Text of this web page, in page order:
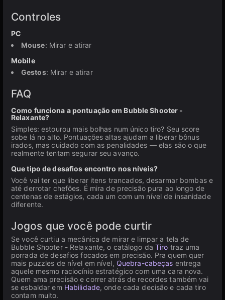
Controles
PC
Mouse: Mirar e atirar
Mobile
Gestos: Mirar e atirar
FAQ
Como funciona a pontuação em Bubble Shooter -
Relaxante?
Simples: estourou mais bolhas num único tiro? Seu score
sobe lá no alto. Pontuações altas ajudam a liberar bônus
irados, mas cuidado com as penalidades — elas são o que
realmente tentam segurar seu avanço.
Que tipo de desafios encontro nos níveis?
Você vai ter que liberar itens trancados, desarmar bombas e
até derrotar chefões. É mira de precisão pura ao longo de
centenas de estágios, cada um com um nível de insanidade
diferente.
Jogos que você pode curtir
Se você curtiu a mecânica de mirar e limpar a tela de
Bubble Shooter - Relaxante, o catálogo daTiro traz uma
porrada de desafios focados em precisão. Pra quem quer
mais puzzles de nível em nível, Quebra-cabeças entrega
aquele mesmo raciocínio estratégico com uma cara nova.
Quem ama precisão e correr atrás de recordes também vai
se esbaldar em Habilidade, onde cada decisão e cada tiro
contam muito.